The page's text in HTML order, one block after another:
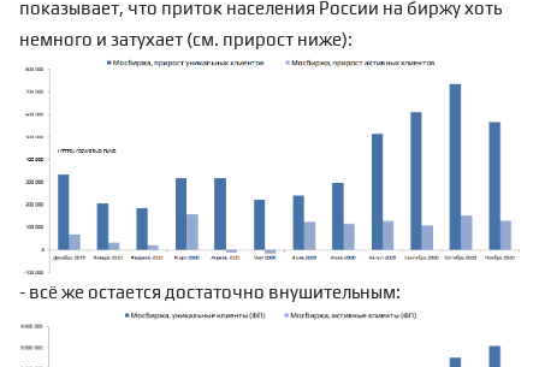
показывает, что приток населения России на биржу хоть
немного и затухает (см. прирост ниже):
- всё же остается достаточно внушительным: